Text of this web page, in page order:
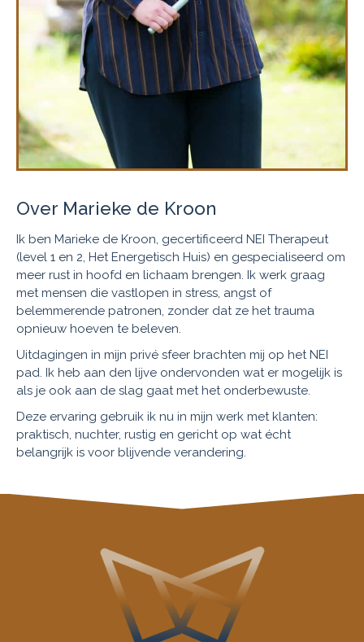
Over Marieke de Kroon
Ik ben Marieke de Kroon, gecertificeerd NEI Therapeut
(level 1 en 2, Het Energetisch Huis) en gespecialiseerd om
meer rust in hoofd en lichaam brengen. Ik werk graag
met mensen die vastlopen in stress, angst of
belemmerende patronen, zonder dat ze het trauma
opnieuw hoeven te beleven.
Uitdagingen in mijn privé sfeer brachten mij op het NEI
pad. Ik heb aan den lijve ondervonden wat er mogelijk is
als je ook aan de slag gaat met het onderbewuste.
Deze ervaring gebruik ik nu in mijn werk met klanten:
praktisch, nuchter, rustig en gericht op wat écht
belangrijk is voor blijvende verandering.